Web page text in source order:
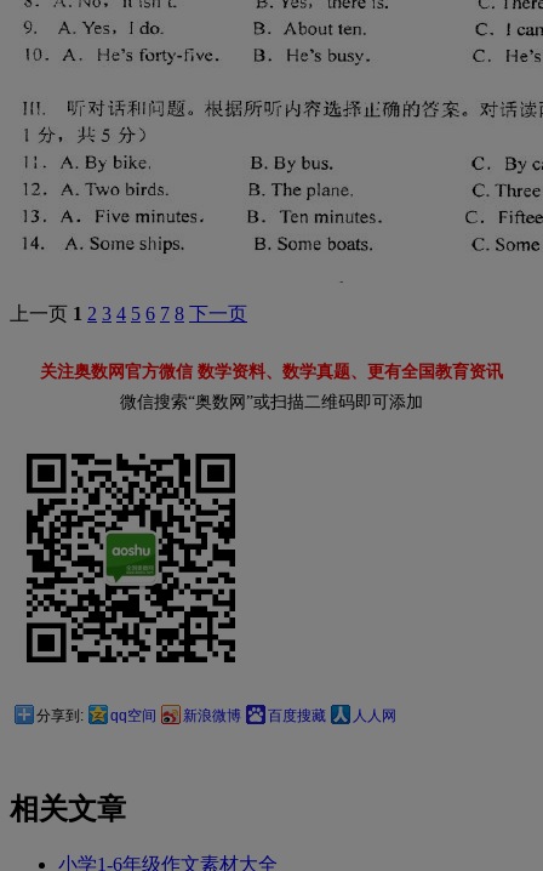
上一页 1 2 3 4 5 6 7 8 下一页
关注奥数网官方微信 数学资料、数学真题、更有全国教育资讯
微信搜索“奥数网”或扫描二维码即可添加
分享到: qq空间 新浪微博 百度搜藏 人人网
相关文章
小学1-6年级作文素材大全